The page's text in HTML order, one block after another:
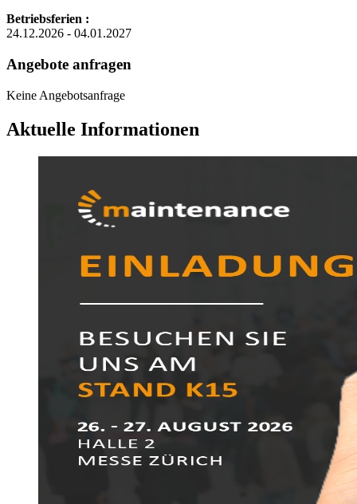
Betriebsferien :
24.12.2026 - 04.01.2027
Angebote anfragen
Keine Angebotsanfrage
Aktuelle Informationen